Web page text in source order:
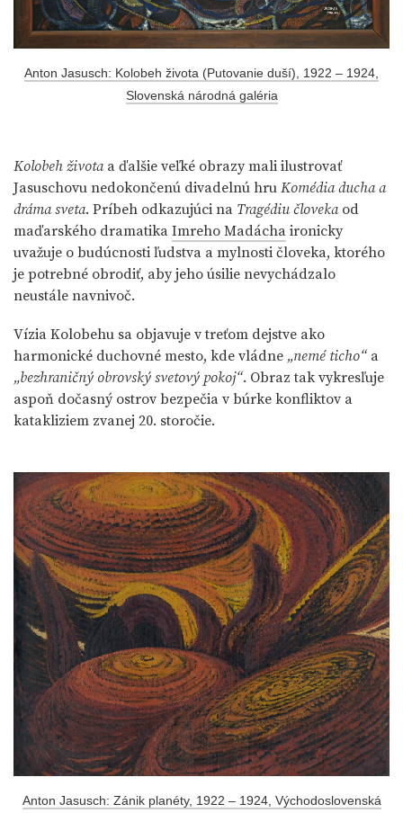
Anton Jasusch: Kolobeh života (Putovanie duší), 1922 – 1924,
Slovenská národná galéria
Kolobeh životaa ďalšie veľké obrazy mali ilustrovať
Jasuschovu nedokončenú divadelnú hru Komédia ducha a
dráma sveta. Príbeh odkazujúci na Tragédiu človekaod
maďarského dramatika Imreho Madácha ironicky
uvažuje o budúcnosti ľudstva a mylnosti človeka, ktorého
je potrebné obrodiť, aby jeho úsilie nevychádzalo
neustále navnivoč.
Vízia Kolobehu sa objavuje v treťom dejstve ako
harmonické duchovné mesto, kde vládne „nemé ticho“a
„bezhraničný obrovský svetový pokoj“. Obraz tak vykresľuje
aspoň dočasný ostrov bezpečia v búrke konfliktov a
katakliziem zvanej 20. storočie.
Anton Jasusch: Zánik planéty, 1922 – 1924, Východoslovenská